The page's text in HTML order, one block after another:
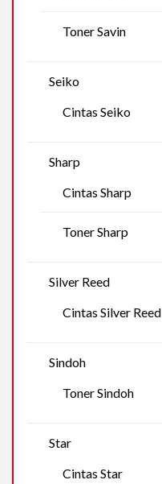
Toner Savin
Seiko
Cintas Seiko
Sharp
Cintas Sharp
Toner Sharp
Silver Reed
Cintas Silver Reed
Sindoh
Toner Sindoh
Star
Cintas Star